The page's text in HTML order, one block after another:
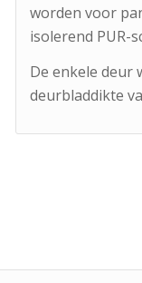
worden voor
isolerend PUR-
De enkele deur
deurbladdikte